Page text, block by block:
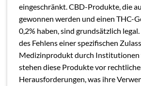
eingeschränkt. CBD-Produkte, die
gewonnen werden und einen THC-
0,2% haben, sind grundsätzlich
des Fehlens einer spezifischen
Medizinprodukt durch Institutionen
stehen diese Produkte vor
Herausforderungen, was ihre